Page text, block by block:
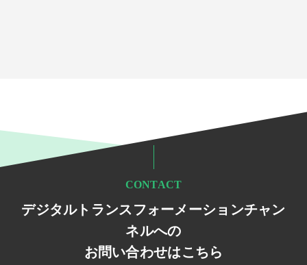
CONTACT
デジタルトランスフォーメーションチャン
ネルへの
お問い合わせはこちら